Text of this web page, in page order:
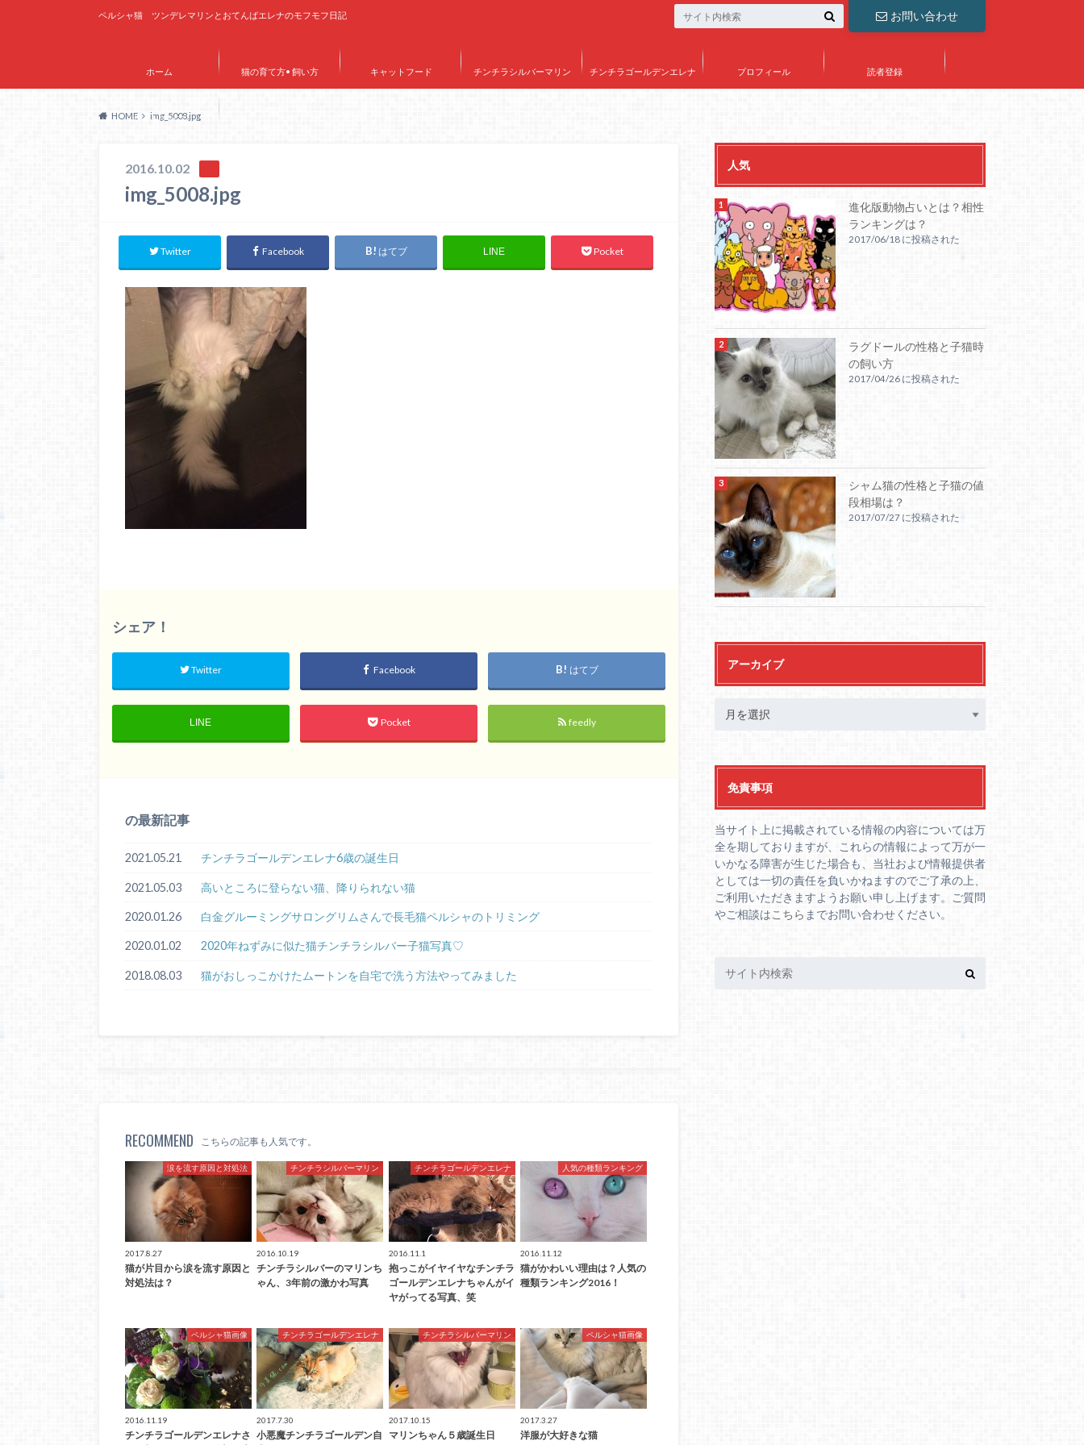
ペルシャ猫 ツンデレマリンとおてんばエレナのモフモフ日記 お問い合わせ
ホーム 猫の育て方• 飼い方 キャットフード チンチラシルバーマリン チンチラゴールデンエレナ プロフィール 読者登録
サイトマップ
HOME img_5008.jpg
2016.10.02
img_5008.jpg
Twitter Facebook はてブ LINE Pocket
シェア！
Twitter Facebook はてブ
LINE Pocket feedly
の最新記事
2021.05.21 チンチラゴールデンエレナ6歳の誕生日
2021.05.03 高いところに登らない猫、降りられない猫
2020.01.26 白金グルーミングサロングリムさんで長毛猫ペルシャのトリミング
2020.01.02 2020年ねずみに似た猫チンチラシルバー子猫写真♡
2018.08.03 猫がおしっこかけたムートンを自宅で洗う方法やってみました
RECOMMEND こちらの記事も人気です。
涙を流す原因と対処法
2017.8.27
猫が片目から涙を流す原因と
対処法は？
チンチラシルバーマリン
2016.10.19
チンチラシルバーのマリンち
ゃん、3年前の激かわ写真
チンチラゴールデンエレナ
2016.11.1
抱っこがイヤイヤなチンチラ
ゴールデンエレナちゃんがイ
ヤがってる写真、笑
人気の種類ランキング
2016.11.12
猫がかわいい理由は？人気の
種類ランキング2016！
ペルシャ猫画像
2016.11.19
チンチラゴールデンエレナさ
チンチラゴールデンエレナ
2017.7.30
小悪魔チンチラゴールデン自
チンチラシルバーマリン
2017.10.15
マリンちゃん５歳誕生日
ペルシャ猫画像
2017.3.27
洋服が大好きな猫
人気
進化版動物占いとは？相性
ランキングは？
2017/06/18 に投稿された
ラグドールの性格と子猫時
の飼い方
2017/04/26 に投稿された
シャム猫の性格と子猫の値
段相場は？
2017/07/27 に投稿された
アーカイブ
免責事項
当サイト上に掲載されている情報の内容については万
全を期しておりますが、これらの情報によって万が一
いかなる障害が生じた場合も、当社および情報提供者
としては一切の責任を負いかねますのでご了承の上、
ご利用いただきますようお願い申し上げます。ご質問
やご相談はこちら までお問い合わせください。